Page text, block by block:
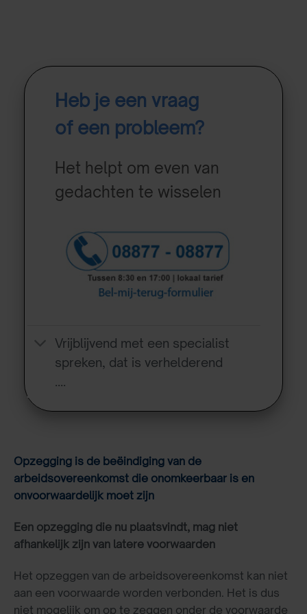
Heb je een vraag
of een probleem?
Het helpt om even van
gedachten te wisselen
Vrijblijvend met een specialist
spreken, dat is verhelderend
….
Opzegging is de beëindiging van de
arbeidsovereenkomst die onomkeerbaar is en
onvoorwaardelijk moet zijn
Een opzegging die nu plaatsvindt, mag niet
afhankelijk zijn van latere voorwaarden
Het opzeggen van de arbeidsovereenkomst kan niet
aan een voorwaarde worden verbonden. Het is dus
niet mogelijk om op te zeggen onder de voorwaarde